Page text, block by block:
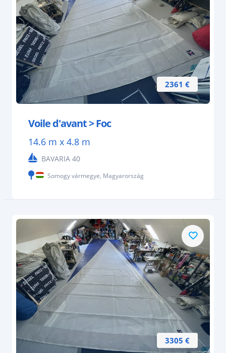
2361 €
Voile d'avant > Foc
14.6 m x 4.8 m
BAVARIA 40
Somogy vármegye, Magyarország
3305 €